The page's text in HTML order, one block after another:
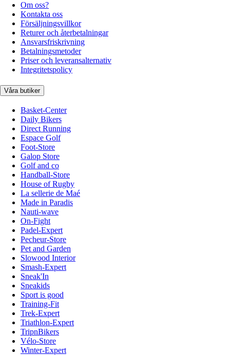
Om oss?
Kontakta oss
Försäljningsvillkor
Returer och återbetalningar
Ansvarsfriskrivning
Betalningsmetoder
Priser och leveransalternativ
Integritetspolicy
Våra butiker
Basket-Center
Daily Bikers
Direct Running
Espace Golf
Foot-Store
Galop Store
Golf and co
Handball-Store
House of Rugby
La sellerie de Maé
Made in Paradis
Nauti-wave
On-Fight
Padel-Expert
Pecheur-Store
Pet and Garden
Slowood Interior
Smash-Expert
Sneak'In
Sneakids
Sport is good
Training-Fit
Trek-Expert
Triathlon-Expert
TripnBikers
Vélo-Store
Winter-Expert